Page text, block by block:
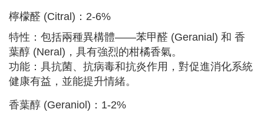
檸檬醛 (Citral)：2-6%
特性：包括兩種異構體——苯甲醛 (Geranial) 和 香
葉醇 (Neral)，具有強烈的柑橘香氣。
功能：具抗菌、抗病毒和抗炎作用，對促進消化系統
健康有益，並能提升情緒。
香葉醇 (Geraniol)：1-2%